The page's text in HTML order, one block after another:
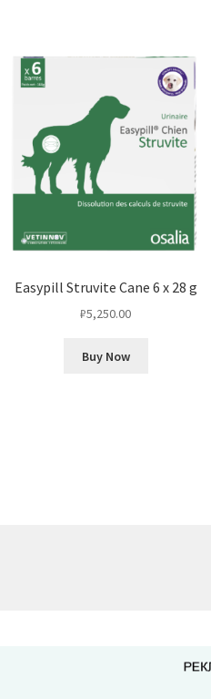
Easypill Struvite Cane 6 x 28 g
₽5,250.00
Buy Now